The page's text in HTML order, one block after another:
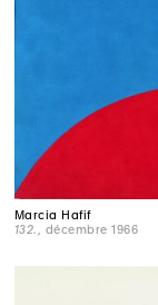
Marcia Hafif
132.
, décembre 1966